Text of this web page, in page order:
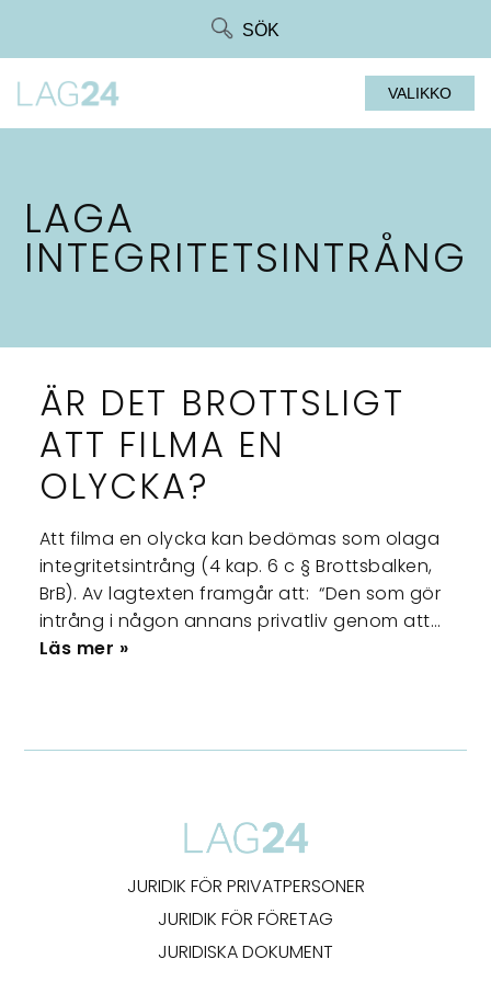
SÖK
VALIKKO
LAGA
INTEGRITETSINTRÅNG
ÄR DET BROTTSLIGT
ATT FILMA EN
OLYCKA?
Att filma en olycka kan bedömas som olaga
integritetsintrång (4 kap. 6 c § Brottsbalken,
BrB). Av lagtexten framgår att: “Den som gör
intrång i någon annans privatliv genom att…
Läs mer »
JURIDIK FÖR PRIVATPERSONER
JURIDIK FÖR FÖRETAG
JURIDISKA DOKUMENT